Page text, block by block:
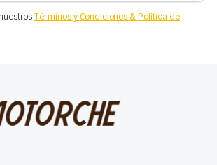
Términos y Condiciones & Política de